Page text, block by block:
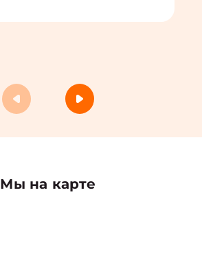
Мы на карте